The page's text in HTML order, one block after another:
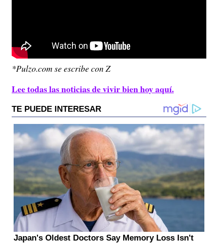
*Pulzo.com se escribe con Z
Lee todas las noticias de vivir bien hoy aquí.